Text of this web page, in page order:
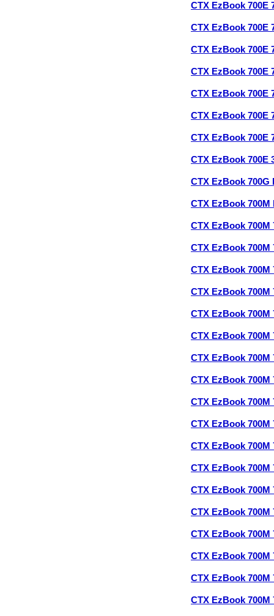
CTX EzBook 700E
CTX EzBook 700E
CTX EzBook 700E
CTX EzBook 700E
CTX EzBook 700E
CTX EzBook 700E
CTX EzBook 700E
CTX EzBook 700E
CTX EzBook 700G
CTX EzBook 700M
CTX EzBook 700M
CTX EzBook 700M
CTX EzBook 700M
CTX EzBook 700M
CTX EzBook 700M
CTX EzBook 700M
CTX EzBook 700M
CTX EzBook 700M
CTX EzBook 700M
CTX EzBook 700M
CTX EzBook 700M
CTX EzBook 700M
CTX EzBook 700M
CTX EzBook 700M
CTX EzBook 700M
CTX EzBook 700M
CTX EzBook 700M
CTX EzBook 700M